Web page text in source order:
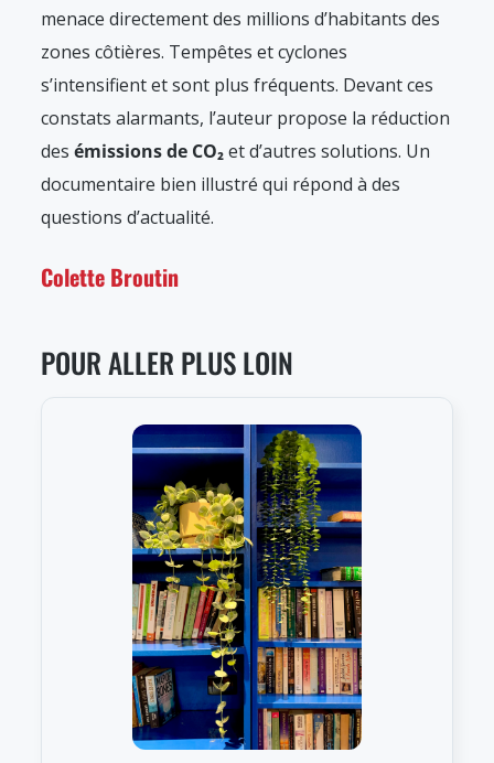
menace directement des millions d’habitants des
zones côtières. Tempêtes et cyclones
s’intensifient et sont plus fréquents. Devant ces
constats alarmants, l’auteur propose la réduction
des émissions de CO₂et d’autres solutions. Un
documentaire bien illustré qui répond à des
questions d’actualité.
Colette Broutin
POUR ALLER PLUS LOIN